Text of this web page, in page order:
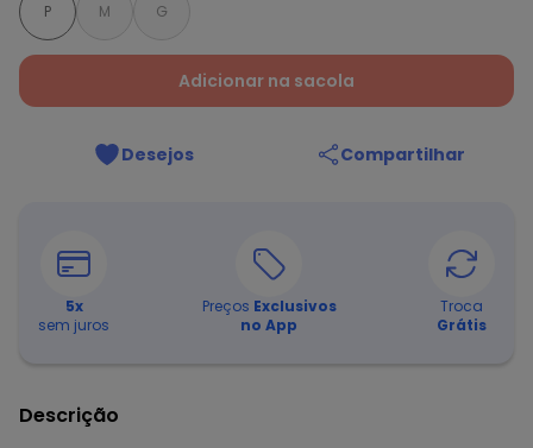
P M G
Adicionar na sacola
Desejos Compartilhar
5x
sem juros
Preços Exclusivos
no App
Troca
Grátis
Descrição